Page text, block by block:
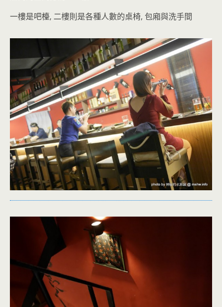
一樓是吧檯, 二樓則是各種人數的桌椅, 包廂與洗手間